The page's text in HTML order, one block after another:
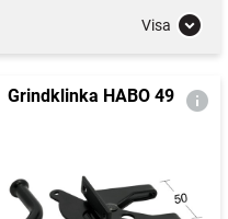
Visa
Grindklinka HABO 49